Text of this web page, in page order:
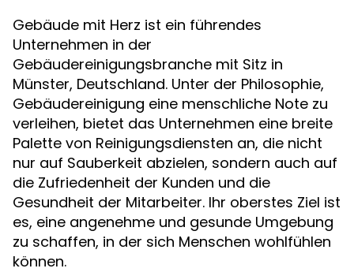
Gebäude mit Herz ist ein führendes
Unternehmen in der
Gebäudereinigungsbranche mit Sitz in
Münster, Deutschland. Unter der Philosophie,
Gebäudereinigung eine menschliche Note zu
verleihen, bietet das Unternehmen eine breite
Palette von Reinigungsdiensten an, die nicht
nur auf Sauberkeit abzielen, sondern auch auf
die Zufriedenheit der Kunden und die
Gesundheit der Mitarbeiter. Ihr oberstes Ziel ist
es, eine angenehme und gesunde Umgebung
zu schaffen, in der sich Menschen wohlfühlen
können.